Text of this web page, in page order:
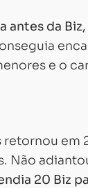
antes da
e o
retornou em
20 Biz